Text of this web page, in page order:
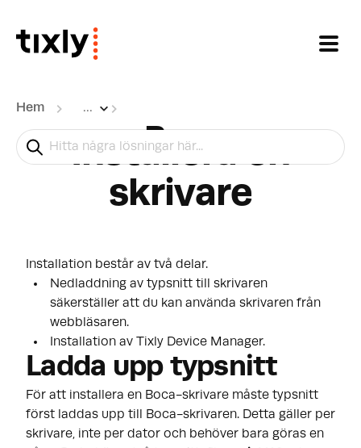
Hem ...
Boca
Installera en
skrivare
Installation består av två delar.
Nedladdning av typsnitt till skrivaren
säkerställer att du kan använda skrivaren från
webbläsaren.
Installation av Tixly Device Manager.
Ladda upp typsnitt
För att installera en Boca-skrivare måste typsnitt
först laddas upp till Boca-skrivaren. Detta gäller per
skrivare, inte per dator och behöver bara göras en